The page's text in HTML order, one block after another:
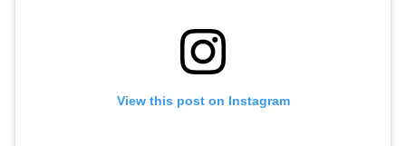
View this post on Instagram